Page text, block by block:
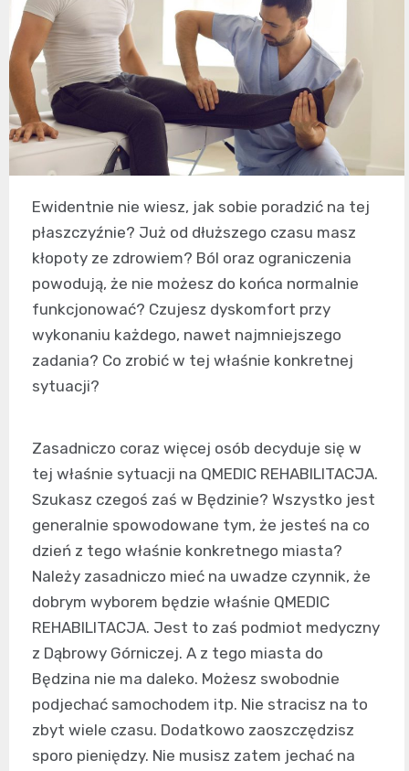
Ewidentnie nie wiesz, jak sobie poradzić na tej
płaszczyźnie? Już od dłuższego czasu masz
kłopoty ze zdrowiem? Ból oraz ograniczenia
powodują, że nie możesz do końca normalnie
funkcjonować? Czujesz dyskomfort przy
wykonaniu każdego, nawet najmniejszego
zadania? Co zrobić w tej właśnie konkretnej
sytuacji?
Zasadniczo coraz więcej osób decyduje się w
tej właśnie sytuacji na QMEDIC REHABILITACJA.
Szukasz czegoś zaś w Będzinie? Wszystko jest
generalnie spowodowane tym, że jesteś na co
dzień z tego właśnie konkretnego miasta?
Należy zasadniczo mieć na uwadze czynnik, że
dobrym wyborem będzie właśnie QMEDIC
REHABILITACJA. Jest to zaś podmiot medyczny
z Dąbrowy Górniczej. A z tego miasta do
Będzina nie ma daleko. Możesz swobodnie
podjechać samochodem itp. Nie stracisz na to
zbyt wiele czasu. Dodatkowo zaoszczędzisz
sporo pieniędzy. Nie musisz zatem jechać na